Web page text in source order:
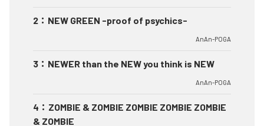
2 ： NEW GREEN -proof of psychics-
AnAn-POGA
3 ： NEWER than the NEW you think is NEW
AnAn-POGA
4 ： ZOMBIE & ZOMBIE ZOMBIE ZOMBIE ZOMBIE
& ZOMBIE